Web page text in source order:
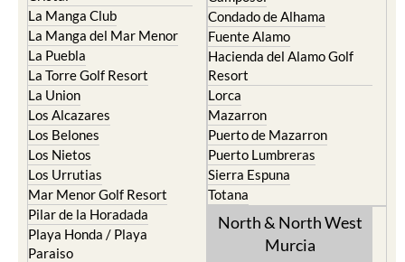
La Manga Club
La Manga del Mar Menor
La Puebla
La Torre Golf Resort
La Union
Los Alcazares
Los Belones
Los Nietos
Los Urrutias
Mar Menor Golf Resort
Pilar de la Horadada
Playa Honda / Playa
Paraiso
Condado de Alhama
Fuente Alamo
Hacienda del Alamo Golf
Resort
Lorca
Mazarron
Puerto de Mazarron
Puerto Lumbreras
Sierra Espuna
Totana
North & North West
Murcia